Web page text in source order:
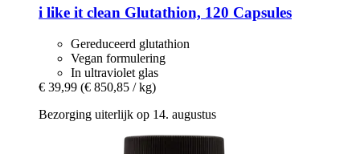
i like it clean Glutathion, 120 Capsules
Gereduceerd glutathion
Vegan formulering
In ultraviolet glas
€ 39,99 (€ 850,85 / kg)
Bezorging uiterlijk op 14. augustus